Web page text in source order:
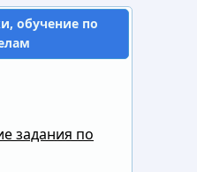
обучение по
задания по